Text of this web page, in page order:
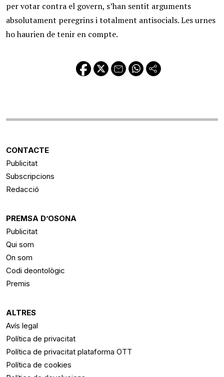
per votar contra el govern, s’han sentit arguments
absolutament peregrins i totalment antisocials. Les urnes
ho haurien de tenir en compte.
CONTACTE
Publicitat
Subscripcions
Redacció
PREMSA D’OSONA
Publicitat
Qui som
On som
Codi deontològic
Premis
ALTRES
Avís legal
Política de privacitat
Política de privacitat plataforma OTT
Política de cookies